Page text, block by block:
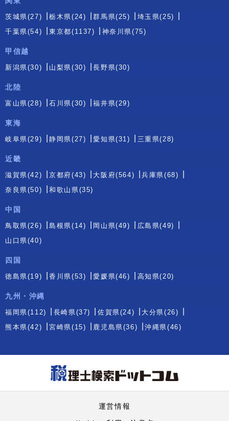
茨城県(27) 栃木県(24) 群馬県(25)
埼玉県(25)
千葉県(54)
東京都(1137) 神奈川県(75)
甲信越
新潟県(30) 山梨県(30) 長野県(30)
北陸
富山県(28) 石川県(30) 福井県(29)
東海
岐阜県(29) 静岡県(27) 愛知県(31) 三重県(28)
近畿
滋賀県(42) 京都府(43) 大阪府(564)
兵庫県(68)
奈良県(50)
和歌山県(35)
中国
鳥取県(26) 島根県(14) 岡山県(49)
広島県(49)
山口県(40)
四国
徳島県(19) 香川県(53) 愛媛県(46) 高知県(20)
九州・沖縄
福岡県(112) 長崎県(37) 佐賀県(24)
大分県(26)
熊本県(42)
宮崎県(15) 鹿児島県(36) 沖縄県(46)
運営情報